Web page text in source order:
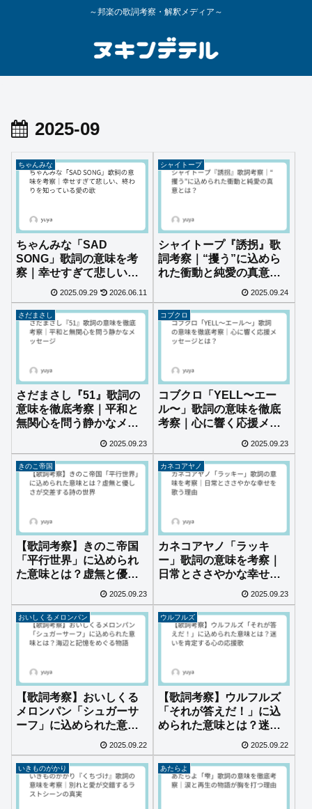
～邦楽の歌詞考察・解釈メディア～
2025-09
ちゃんみな
ちゃんみな「SAD
SONG」歌詞の意味を考
察｜幸せすぎて悲しい、
終わりを知っている愛の
歌
2025.09.29 2026.06.11
シャイトープ
シャイトープ『誘拐』歌
詞考察｜“攫う”に込めら
れた衝動と純愛の真意と
2025.09.24
さだまさし
さだまさし『51』歌詞の
意味を徹底考察｜平和と
無関心を問う静かなメッ
2025.09.23
コブクロ
コブクロ「YELL〜エー
ル〜」歌詞の意味を徹底
考察｜心に響く応援メッ
2025.09.23
きのこ帝国
【歌詞考察】きのこ帝国
「平行世界」に込められ
た意味とは？虚無と優し
さが交差する詩の世界
2025.09.23
カネコアヤノ
カネコアヤノ「ラッキ
ー」歌詞の意味を考察｜
日常とささやかな幸せを
2025.09.23
おいしくるメロンパン
【歌詞考察】おいしくる
メロンパン「シュガーサ
ーフ」に込められた意味
とは？海辺と記憶をめぐ
る物語
2025.09.22
ウルフルズ
【歌詞考察】ウルフルズ
「それが答えだ！」に込
められた意味とは？迷い
を肯定する心の応援歌
2025.09.22
いきものがかり あたらよ